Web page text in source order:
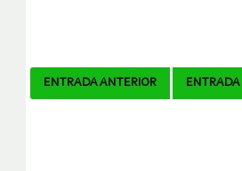
Navegador
ENTRADA ANTERIOR